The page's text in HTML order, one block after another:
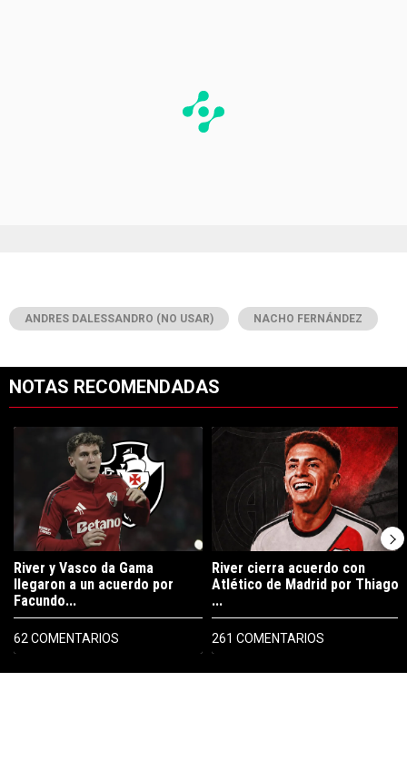
ANDRES DALESSANDRO (NO USAR) NACHO FERNÁNDEZ
NOTAS RECOMENDADAS
PUBLICIDAD
Un artículo de tendencia con el título "River y Vasco da Gama
River y Vasco da Gama
llegaron a un acuerdo por
Facundo...
62 COMENTARIOS
Un artículo de tendencia con el
River cierra acuerdo con
Atlético de Madrid por Thiago
...
261 COMENTARIOS